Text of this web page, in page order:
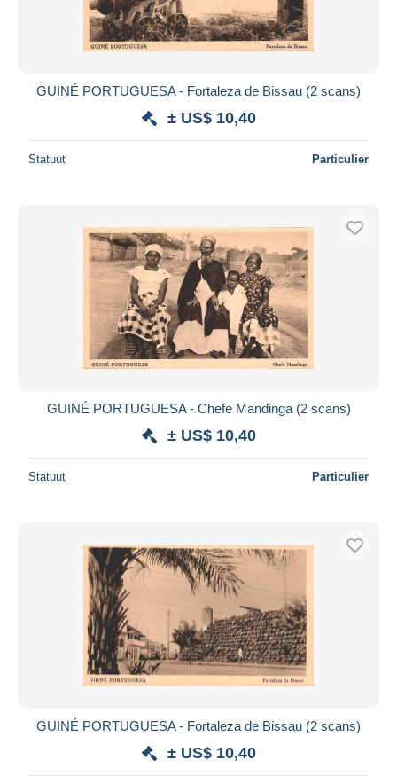
GUINÉ PORTUGUESA - Fortaleza de Bissau (2 scans)
± US$ 10,40
Statuut Particulier
GUINÉ PORTUGUESA - Chefe Mandinga (2 scans)
± US$ 10,40
Statuut Particulier
GUINÉ PORTUGUESA - Fortaleza de Bissau (2 scans)
± US$ 10,40